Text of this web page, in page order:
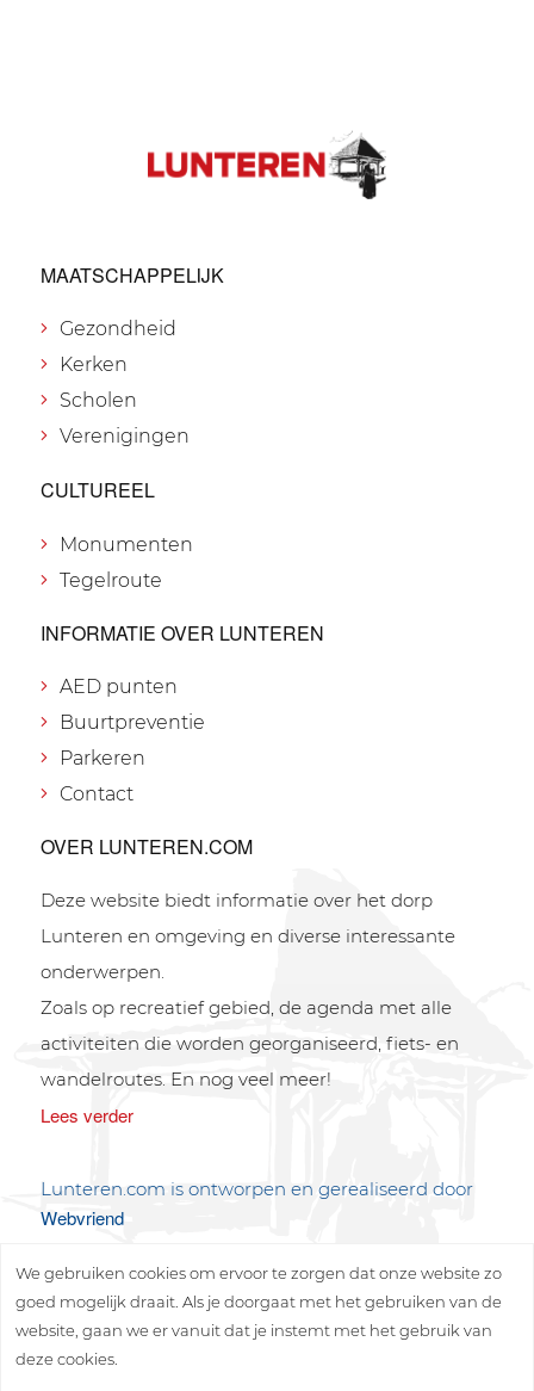
MAATSCHAPPELIJK
Gezondheid
Kerken
Scholen
Verenigingen
CULTUREEL
Monumenten
Tegelroute
INFORMATIE OVER LUNTEREN
AED punten
Buurtpreventie
Parkeren
Contact
OVER LUNTEREN.COM
Deze website biedt informatie over het dorp
Lunteren en omgeving en diverse interessante
onderwerpen.
Zoals op recreatief gebied, de agenda met alle
activiteiten die worden georganiseerd, fiets- en
wandelroutes. En nog veel meer!
Lees verder
Lunteren.com is ontworpen en gerealiseerd door
Webvriend
We gebruiken cookies om ervoor te zorgen dat onze website zo
goed mogelijk draait. Als je doorgaat met het gebruiken van de
website, gaan we er vanuit dat je instemt met het gebruik van
deze cookies.